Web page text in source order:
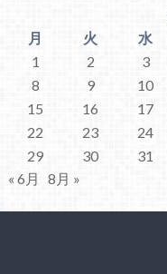
月
火 水
1
2 3
8
9 10
15
16 17
22
23 24
29
30
31
« 6月
8月 »